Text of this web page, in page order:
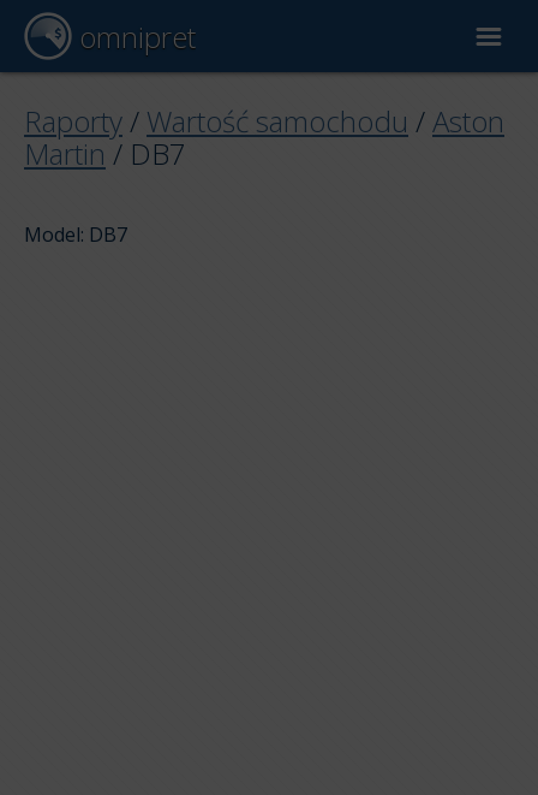
omnipret
Wycena samochodu
Raporty / Wartość samochodu /Aston
Martin/ DB7
Model: DB7